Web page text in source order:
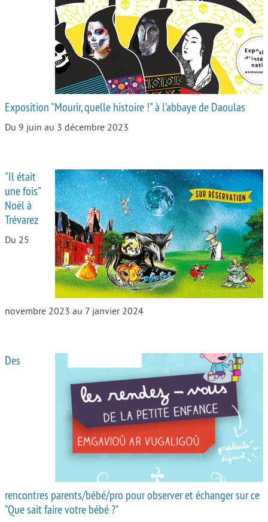
Autour de l’école
Protéger les enfants
Face au handicap
Face au deuil
Place aux grands-parents
Exposition "Mourir, quelle histoire !" à l’abbaye de Daoulas
Du 9 juin au 3 décembre 2023
"Il était
une fois"
Noël à
Trévarez
Du 25
novembre 2023 au 7 janvier 2024
Des
rencontres parents/bébé/pro pour observer et échanger sur ce
"Que sait faire votre bébé ?"